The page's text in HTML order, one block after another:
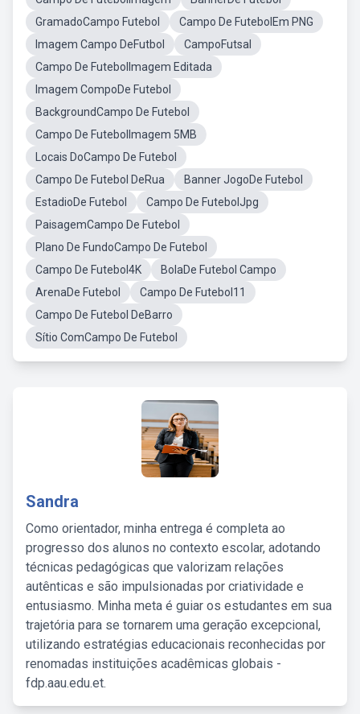
GramadoCampo Futebol
Campo De FutebolEm PNG
Imagem Campo DeFutbol
CampoFutsal
Campo De FutebolImagem Editada
Imagem CompoDe Futebol
BackgroundCampo De Futebol
Campo De FutebolImagem 5MB
Locais DoCampo De Futebol
Campo De Futebol DeRua
Banner JogoDe Futebol
EstadioDe Futebol
Campo De FutebolJpg
PaisagemCampo De Futebol
Plano De FundoCampo De Futebol
Campo De Futebol4K
BolaDe Futebol Campo
ArenaDe Futebol
Campo De Futebol11
Campo De Futebol DeBarro
Sítio ComCampo De Futebol
Sandra
Como orientador, minha entrega é completa ao
progresso dos alunos no contexto escolar, adotando
técnicas pedagógicas que valorizam relações
autênticas e são impulsionadas por criatividade e
entusiasmo. Minha meta é guiar os estudantes em sua
trajetória para se tornarem uma geração excepcional,
utilizando estratégias educacionais reconhecidas por
renomadas instituições acadêmicas globais -
fdp.aau.edu.et.